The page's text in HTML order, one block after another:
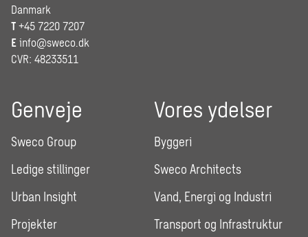
Danmark
T +45 7220 7207
E info@sweco.dk
CVR: 48233511
Genveje
Sweco Group
Ledige stillinger
Urban Insight
Projekter
Vores ydelser
Byggeri
Sweco Architects
Vand, Energi og Industri
Transport og Infrastruktur